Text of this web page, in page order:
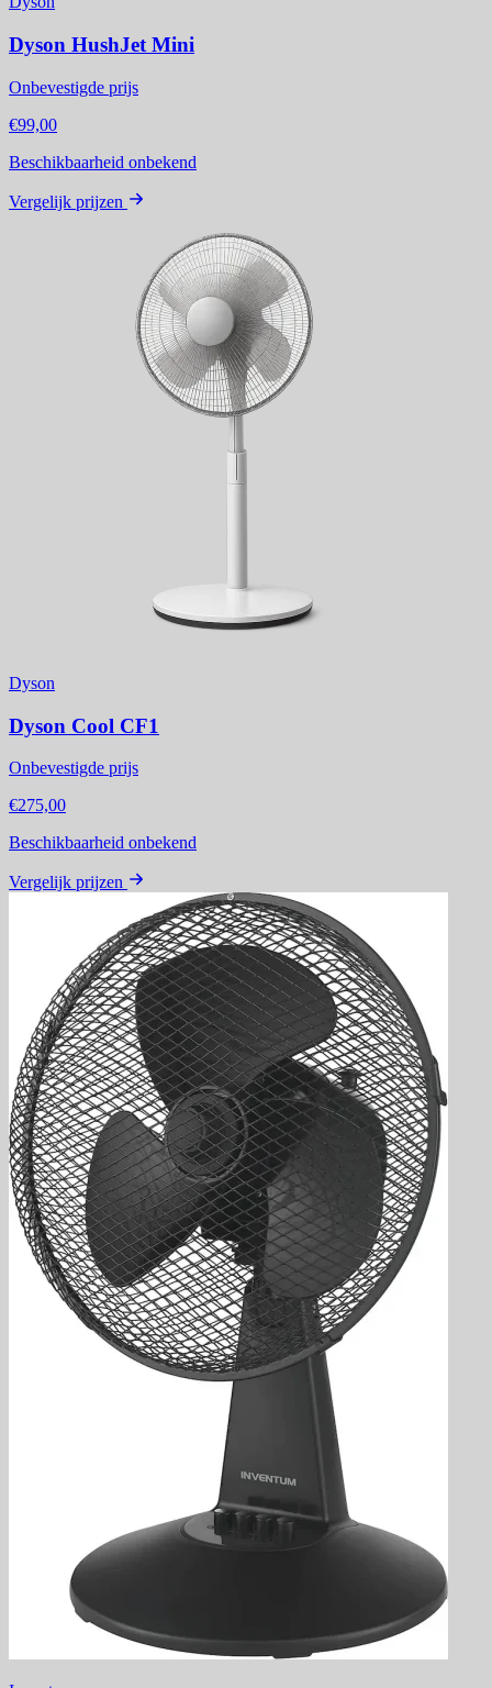
Dyson HushJet Mini
Onbevestigde prijs
€99,00
Beschikbaarheid onbekend
Vergelijk prijzen
Dyson
Dyson Cool CF1
Onbevestigde prijs
€275,00
Beschikbaarheid onbekend
Vergelijk prijzen